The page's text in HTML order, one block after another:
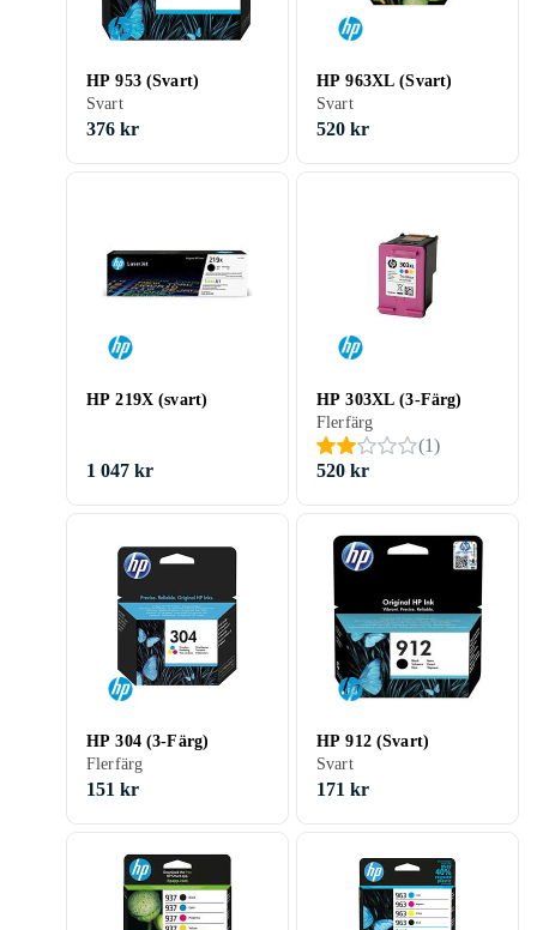
HP 953 (Svart)
Svart
376 kr
HP 963XL (Svart)
Svart
520 kr
HP 219X (svart)
1 047 kr
HP 303XL (3-Färg)
Flerfärg
(1)
520 kr
HP 304 (3-Färg)
Flerfärg
151 kr
HP 912 (Svart)
Svart
171 kr